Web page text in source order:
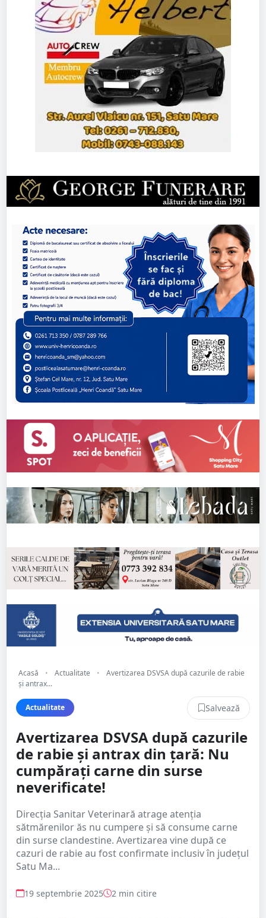
Acasă • Actualitate •
Avertizarea DSVSA după cazurile de rabie
și antrax...
Actualitate Salvează
Avertizarea DSVSA după cazurile
de rabie și antrax din țară: Nu
cumpărați carne din surse
neverificate!
Direcția Sanitar Veterinară atrage atenția
sătmărenilor ăs nu cumpere și să consume carne
din surse clandestine. Avertizarea vine după ce
cazuri de rabie au fost confirmate inclusiv în județul
Satu Ma...
19 septembrie 2025 2 min citire